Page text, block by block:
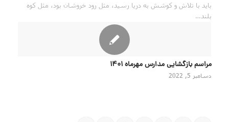
باید با تلاش و کوشش به دریا رسید، مثل رود خروشان بود، مثل کوه
بلند…
مراسم بازگشایی مدارس مهرماه ۱۴۰۱
دسامبر 5, 2022